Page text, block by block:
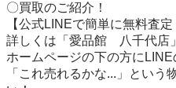
〇買取のご紹介！
【公式LINEで簡単に無料査定
詳しくは「愛品館　八千代店
ホームページの下の方にLINE
「これ売れるかな...」という